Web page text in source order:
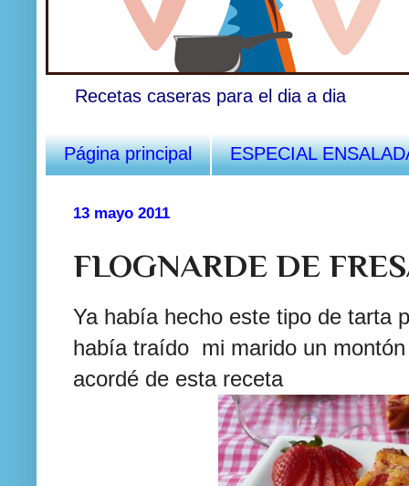
Recetas caseras para el dia a dia
Página principal ESPECIAL
13 mayo 2011
FLOGNARDE DE
Ya había hecho este tipo de tarta
había traído mi marido un
acordé de esta receta